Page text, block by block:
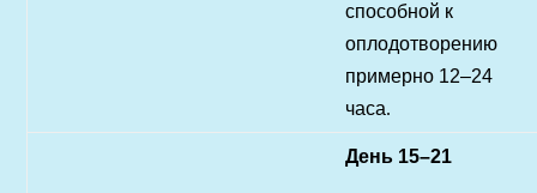
способной к
оплодотворению
примерно 12–24
часа.
День 15–21